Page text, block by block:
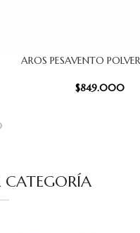
AÑADIR AL CARRITO
AROS PESAVENTO
$849.000